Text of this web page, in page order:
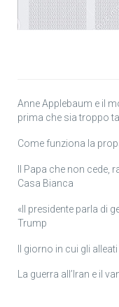
Anne Applebaum e il
prima che sia troppo
Come funziona la
Il Papa che non cede,
Casa Bianca
«Il presidente parla di
Trump
Il giorno in cui gli
La guerra all’Iran e il